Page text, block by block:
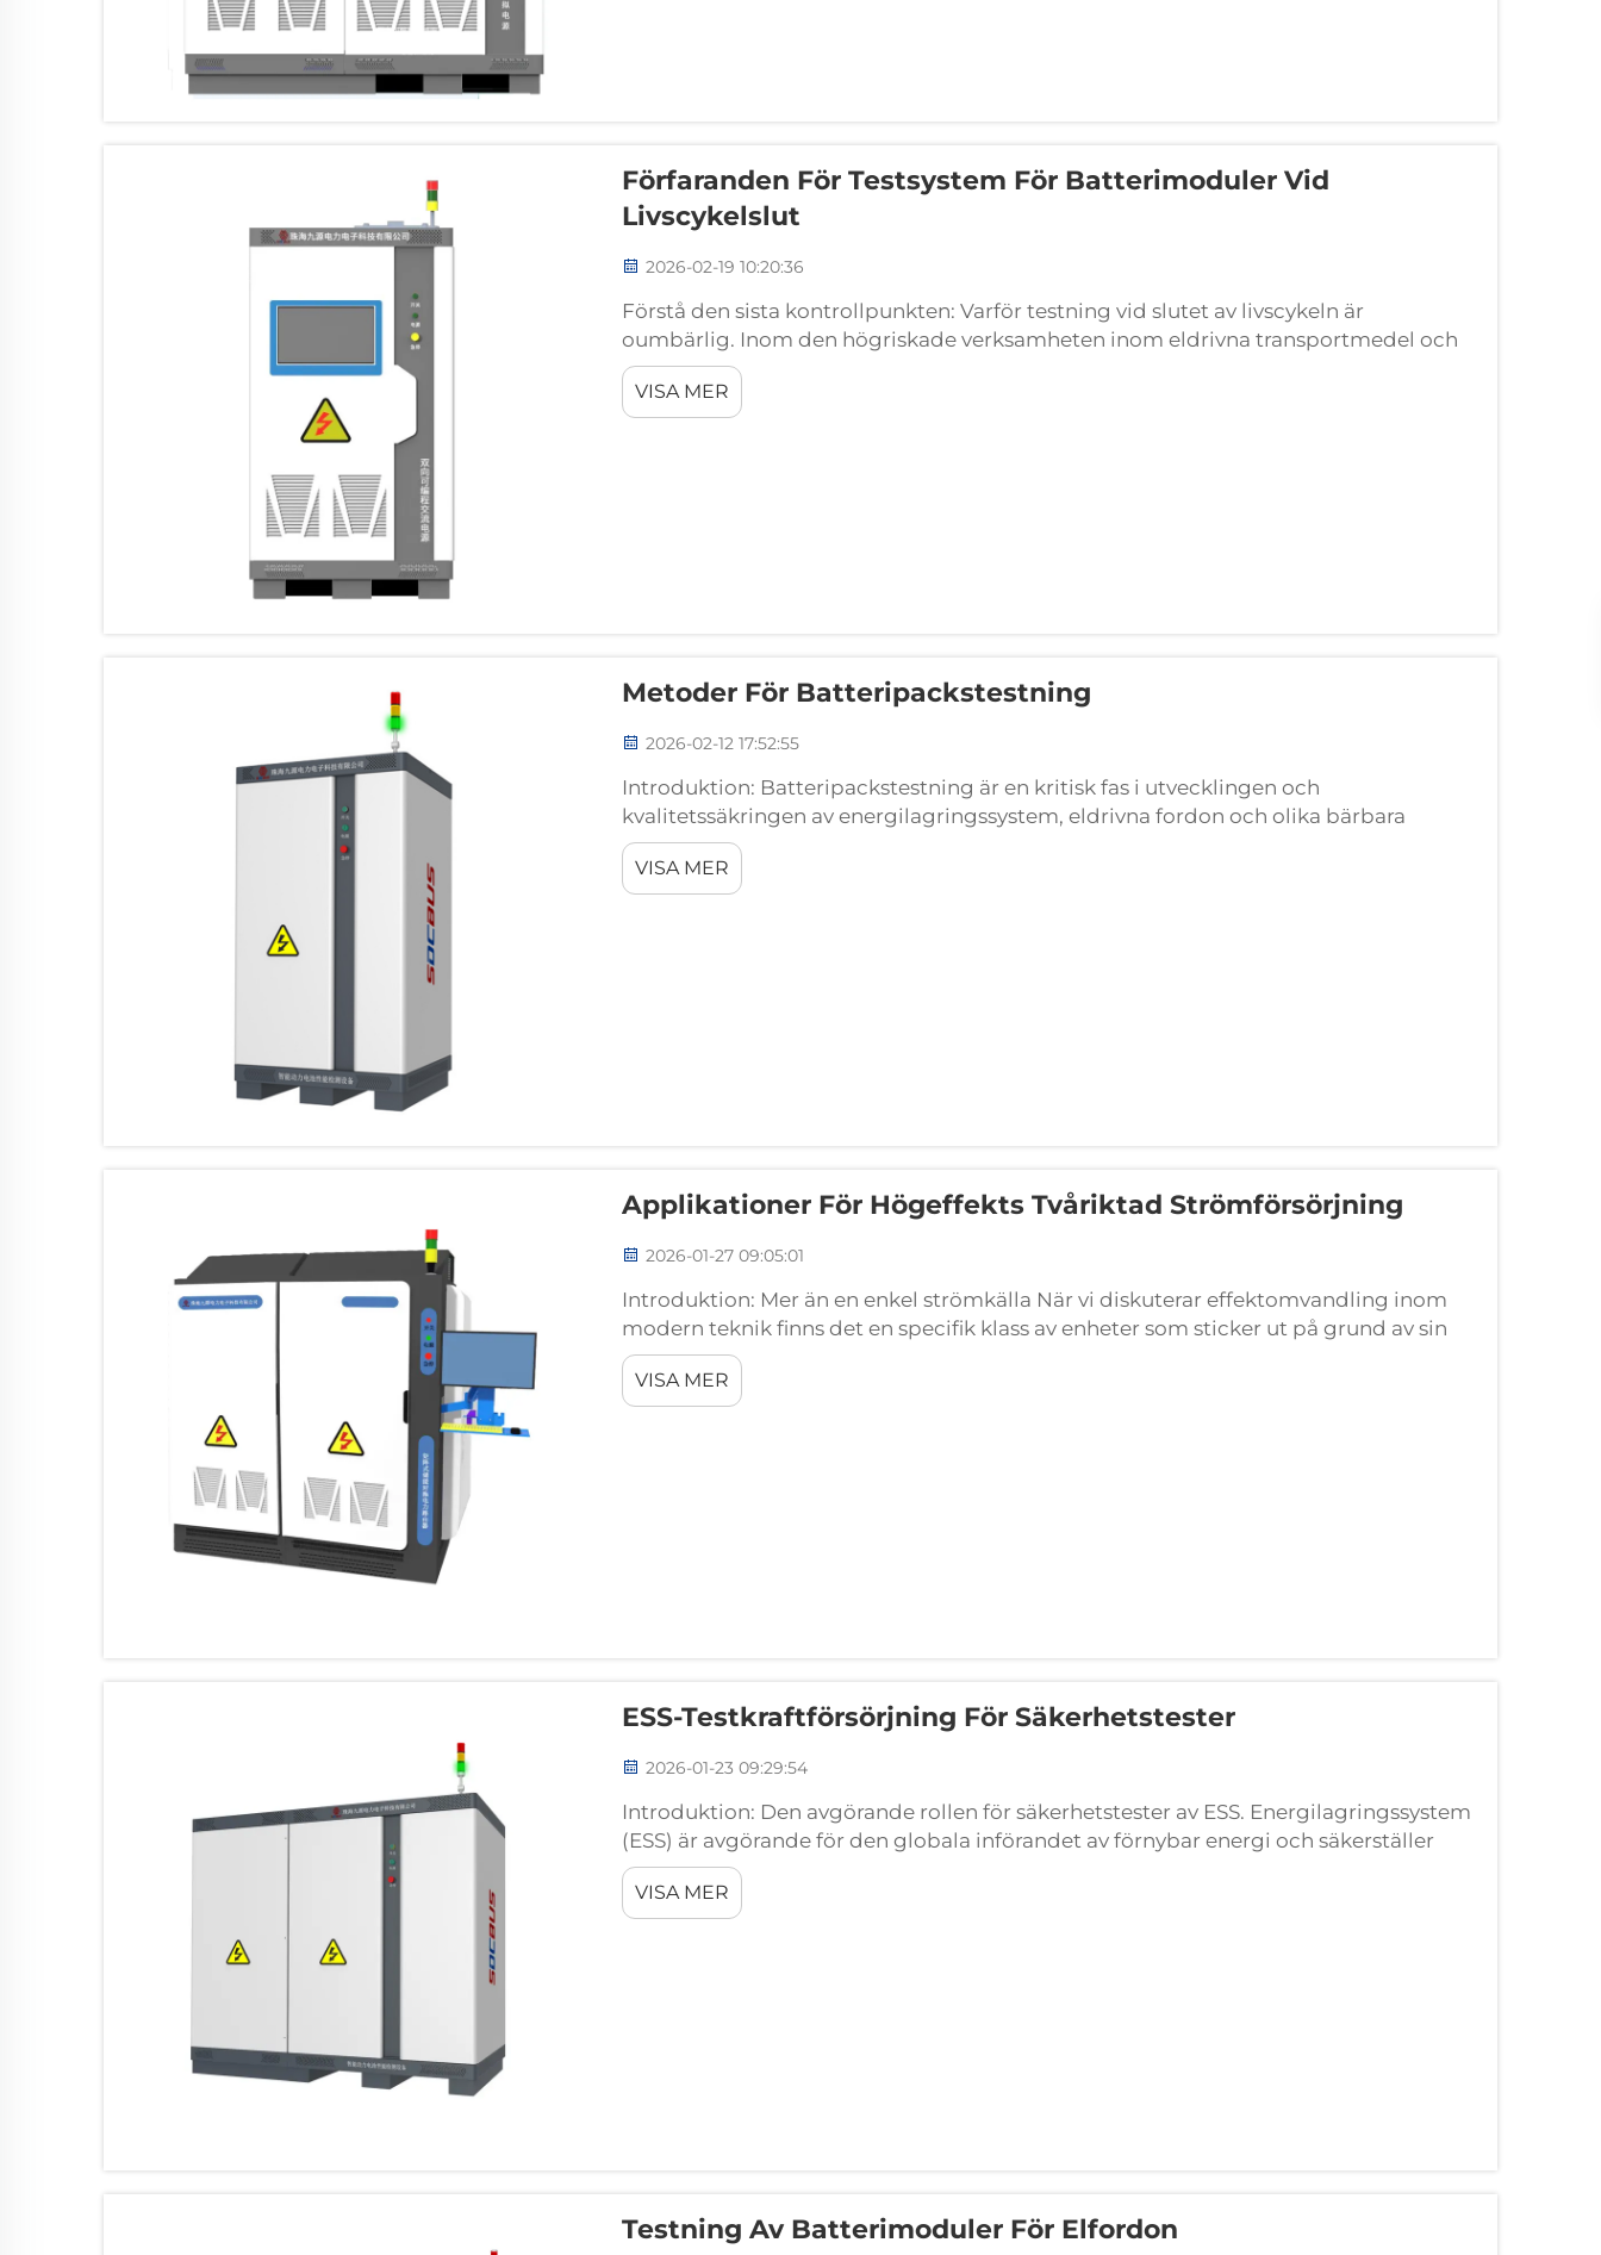
Förfaranden För Testsystem För Batterimoduler Vid
Livscykelslut
2026-02-19 10:20:36
Förstå den sista kontrollpunkten: Varför testning vid slutet av livscykeln är
oumbärlig. Inom den högriskade verksamheten inom eldrivna transportmedel och
stationära energilagringsystem utgör batterimodulen en kritisk och värdefull
komponent. Dess prestanda, säkerhet och...
VISA MER
Metoder För Batteripackstestning
2026-02-12 17:52:55
Introduktion: Batteripackstestning är en kritisk fas i utvecklingen och
kvalitetssäkringen av energilagringssystem, eldrivna fordon och olika bärbara
elektroniska enheter. Att säkerställa säkerheten, tillförlitligheten och prestandan hos
batteripack ...
VISA MER
Applikationer För Högeffekts Tvåriktad Strömförsörjning
2026-01-27 09:05:01
Introduktion: Mer än en enkel strömkälla När vi diskuterar effektomvandling inom
modern teknik finns det en specifik klass av enheter som sticker ut på grund av sin
mångsidighet och sofistikering: högeffekts tvåriktade kraftförsörjningar. Till skillnad
från traditionella kraftförsörjningar...
VISA MER
ESS-Testkraftförsörjning För Säkerhetstester
2026-01-23 09:29:54
Introduktion: Den avgörande rollen för säkerhetstester av ESS. Energilagringssystem
(ESS) är avgörande för den globala införandet av förnybar energi och säkerställer
nätstabilitet samt integrering av sol- och vindkraft. Dock finns det säkerhetsrisker,
såsom termisk genomgång eller kortslutning...
VISA MER
Testning Av Batterimoduler För Elfordon